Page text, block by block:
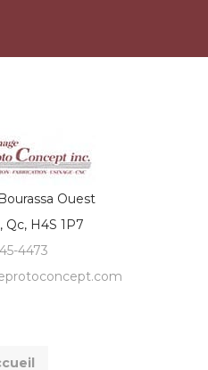
Ouest
H4S 1P7
4473